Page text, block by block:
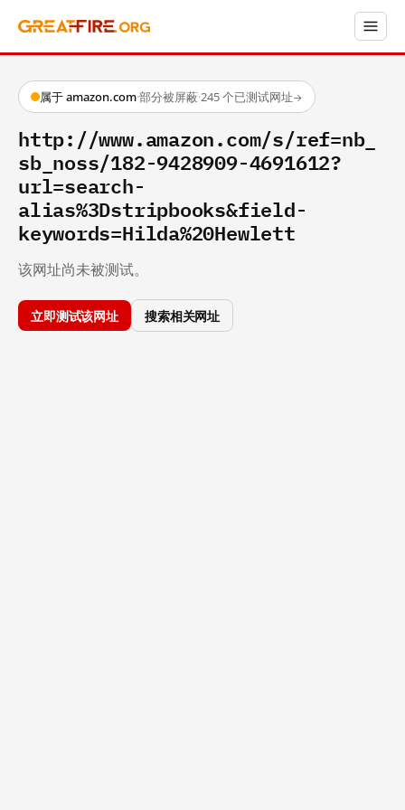
属于 amazon.com·部分被屏蔽·245 个已测试网址→
http://www.amazon.com/s/ref=nb_
sb_noss/182-9428909-4691612?
url=search-
alias%3Dstripbooks&field-
keywords=Hilda%20Hewlett
该网址尚未被测试。
立即测试该网址 搜索相关网址